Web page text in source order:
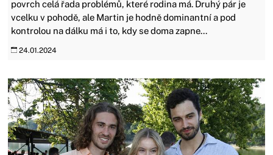
povrch celá řada problémů, které rodina má. Druhý pár je
vcelku v pohodě, ale Martin je hodně dominantní a pod
kontrolou na dálku má i to, kdy se doma zapne...
24.01.2024